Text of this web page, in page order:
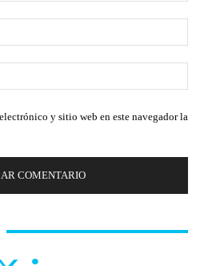
y sitio web en este navegador la